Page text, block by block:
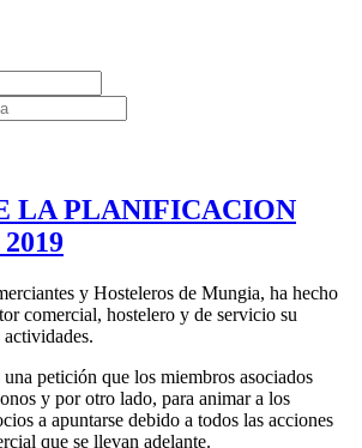
LA PLANIFICACION
y Hosteleros de Mungia, ha hecho
comercial, hostelero y de servicio su
petición que los miembros asociados
y por otro lado, para animar a los
a apuntarse debido a todos las acciones
que se llevan adelante.